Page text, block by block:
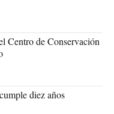
Centro de Conservación
diez años